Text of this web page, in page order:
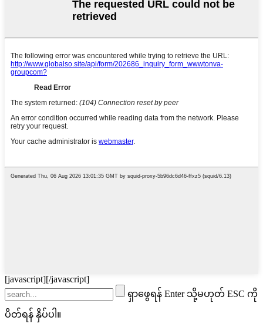
[javascript][/javascript]
ရှာဖွေရန် Enter သို့မဟုတ် ESC ကို
ပိတ်ရန် နှိပ်ပါ။